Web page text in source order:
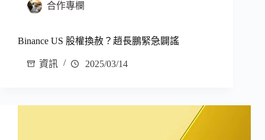
合作專欄
Binance US 股權換赦？趙長鵬緊急闢謠
資訊 2025/03/14